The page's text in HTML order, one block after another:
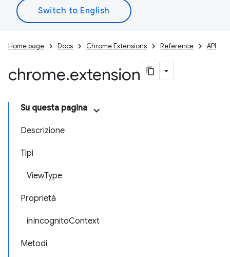
Home page Docs Chrome Extensions Reference API
chrome.extension
Su questa pagina
Descrizione
Tipi
ViewType
Proprietà
inIncognitoContext
Metodi